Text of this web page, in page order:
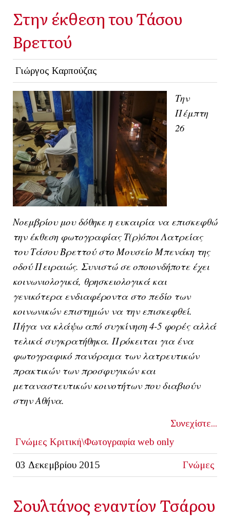
Στην έκθεση του Τάσου
Βρεττού
Γιώργος Καρπούζας
Την
Πέμπτη
26
Νοεμβρίου μου δόθηκε η ευκαιρία να επισκεφθώ
την έκθεση φωτογραφίας Τ(ρ)όποι Λατρείας
του Τάσου Βρεττού στο Μουσείο Μπενάκη της
οδού Πειραιώς. Συνιστώ σε οποιονδήποτε έχει
κοινωνιολογικά, θρησκειολογικά και
γενικότερα ενδιαφέροντα στο πεδίο των
κοινωνικών επιστημών να την επισκεφθεί.
Πήγα να κλάψω από συγκίνηση 4-5 φορές αλλά
τελικά συγκρατήθηκα. Πρόκειται για ένα
φωτογραφικό πανόραμα των λατρευτικών
πρακτικών των προσφυγικών και
μεταναστευτικών κοινοτήτων που διαβιούν
στην Αθήνα.
Συνεχίστε...
Γνώμες Κριτική\Φωτογραφία web only
03 Δεκεμβρίου 2015 Γνώμες
Σουλτάνος εναντίον Τσάρου